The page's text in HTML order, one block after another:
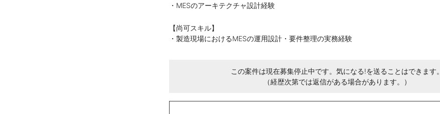
・MESのアーキテクチャ設計経験
【尚可スキル】
・製造現場におけるMESの運用設計・要件整理の実務経験
この案件は現在募集停止中です。気になる!を送ることはできます。
（経歴次第では返信がある場合があります。）